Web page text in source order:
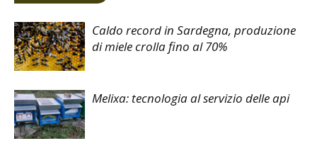
Caldo record in Sardegna, produzione
di miele crolla fino al 70%
Melixa: tecnologia al servizio delle api